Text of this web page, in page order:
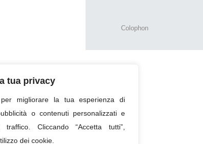
tua privacy
migliorare la tua esperienza di
o contenuti personalizzati e
Cliccando “Accetta tutti”,
dei cookie.
Colophon